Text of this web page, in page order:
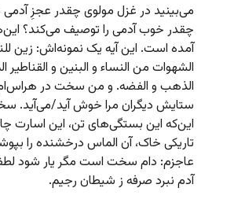
می‌بینید در غزل مولوی چقدر عجزِ
چقدر خوب آدمی را توصیف می‌کند؟
آمده است. این آیه یک نمونه‌اش: زین
الشهوات من النساء و البنین و القناطیر
الذهب و الفضه. و من سخت در هراس‌ام
ستایش دیگران مرا خوش آید/می‌آید.
این‌که این بستگی‌های تن، این اسارت
تاریکی خاک، آن الماس درخشنده را
عاجزم: دام سخت است مگر یار شود
آدم نبرد صرفه ز شیطان رجیم.